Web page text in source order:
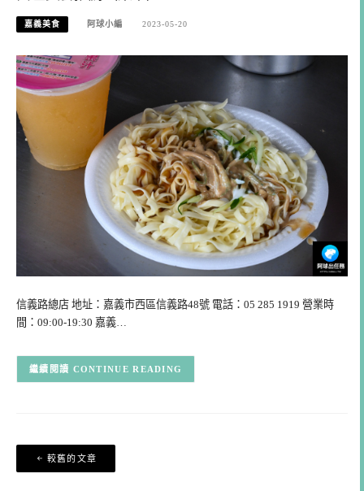
嘉義美食 阿球小編 2023-05-20
信義路總店 地址：嘉義市西區信義路48號 電話：05 285 1919 營業時
間：09:00-19:30 嘉義…
CONTINUE READING
文
章
較舊的文章